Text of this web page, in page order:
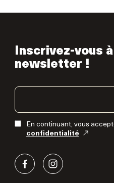
Inscrivez-vous
newsletter !
En continuant, vous
confidentialité